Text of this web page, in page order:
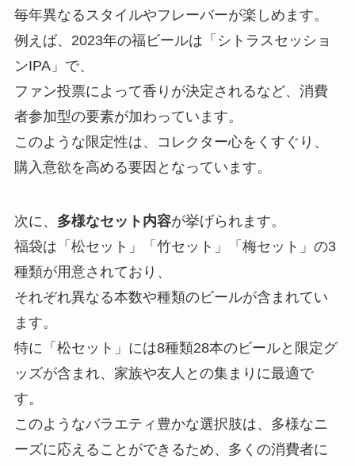
毎年異なるスタイルやフレーバーが楽しめます。
例えば、2023年の福ビールは「シトラスセッショ
ンIPA」で、
ファン投票によって香りが決定されるなど、消費
者参加型の要素が加わっています。
このような限定性は、コレクター心をくすぐり、
購入意欲を高める要因となっています。
次に、 多様なセット内容が挙げられます。
福袋は「松セット」「竹セット」「梅セット」の3
種類が用意されており、
それぞれ異なる本数や種類のビールが含まれてい
ます。
特に「松セット」には8種類28本のビールと限定グ
ッズが含まれ、家族や友人との集まりに最適で
す。
このようなバラエティ豊かな選択肢は、多様なニ
ーズに応えることができるため、多くの消費者に